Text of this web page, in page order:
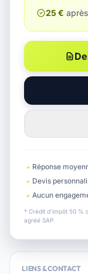
25 €
Réponse
Devis
Aucun
* Crédit d'impôt 50 %
agréé SAP.
LIENS & CONTACT